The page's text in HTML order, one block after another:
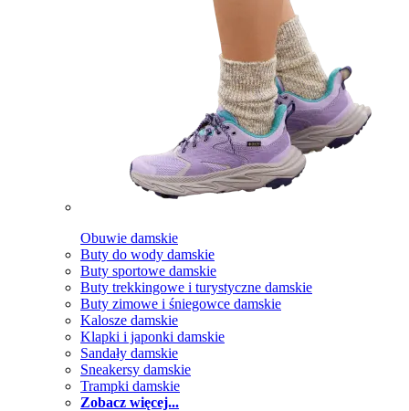
Obuwie damskie
Buty do wody damskie
Buty sportowe damskie
Buty trekkingowe i turystyczne damskie
Buty zimowe i śniegowce damskie
Kalosze damskie
Klapki i japonki damskie
Sandały damskie
Sneakersy damskie
Trampki damskie
Zobacz więcej...